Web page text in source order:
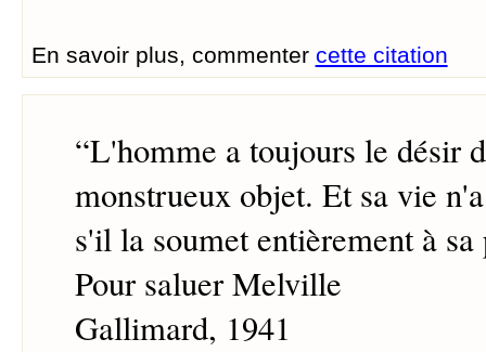
En savoir plus, commenter cette citation
“L'homme a toujours le désir
monstrueux objet. Et sa vie
s'il la soumet entièrement à sa
Pour saluer Melville
Gallimard, 1941